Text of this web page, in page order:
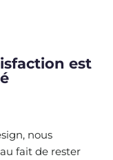
est
nous
fait de rester